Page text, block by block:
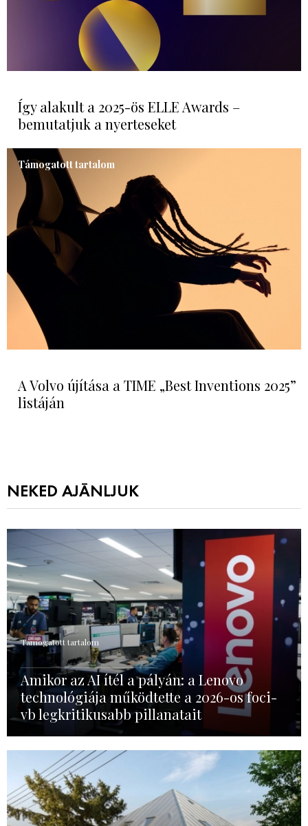
Így alakult a 2025-ös ELLE Awards –
bemutatjuk a nyerteseket
Támogatott tartalom
A Volvo újítása a TIME „Best Inventions 2025”
listáján
NEKED AJÁNLJUK
Támogatott tartalom
Amikor az AI ítél a pályán: a Lenovo
technológiája működtette a 2026-os foci-
vb legkritikusabb pillanatait